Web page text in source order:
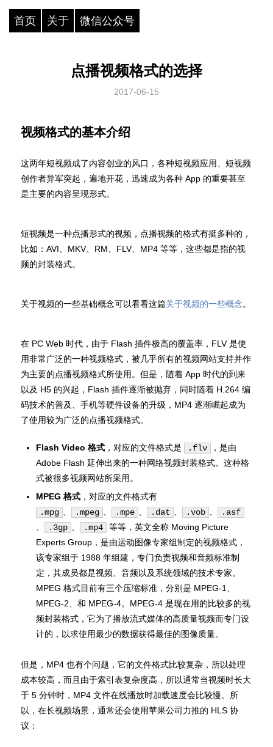
首页 关于 微信公众号
点播视频格式的选择
2017-06-15
视频格式的基本介绍
这两年短视频成了内容创业的风口，各种短视频应用、短视频
创作者异军突起，遍地开花，迅速成为各种 App 的重要甚至
是主要的内容呈现形式。
短视频是一种点播形式的视频，点播视频的格式有挺多种的，
比如：AVI、MKV、RM、FLV、MP4 等等，这些都是指的视
频的封装格式。
关于视频的一些基础概念可以看看这篇关于视频的一些概念。
在 PC Web 时代，由于 Flash 插件极高的覆盖率，FLV 是使
用非常广泛的一种视频格式，被几乎所有的视频网站支持并作
为主要的点播视频格式所使用。但是，随着 App 时代的到来
以及 H5 的兴起，Flash 插件逐渐被抛弃，同时随着 H.264 编
码技术的普及、手机等硬件设备的升级，MP4 逐渐崛起成为
了使用较为广泛的点播视频格式。
Flash Video 格式，对应的文件格式是 .flv
，是由
Adobe Flash 延伸出来的一种网络视频封装格式。这种格
式被很多视频网站所采用。
MPEG 格式，对应的文件格式有
.mpg
.mpeg .mpe .dat .vob
.asf
.3gp .mp4
等等，英文全称 Moving Picture
Experts Group，是由运动图像专家组制定的视频格式，
该专家组于 1988 年组建，专门负责视频和音频标准制
定，其成员都是视频、音频以及系统领域的技术专家。
MPEG 格式目前有三个压缩标准，分别是 MPEG-1、
MPEG-2、和 MPEG-4。MPEG-4 是现在用的比较多的视
频封装格式，它为了播放流式媒体的高质量视频而专门设
计的，以求使用最少的数据获得最佳的图像质量。
但是，MP4 也有个问题，它的文件格式比较复杂，所以处理
成本较高，而且由于索引表复杂度高，所以通常当视频时长大
于 5 分钟时，MP4 文件在线播放时加载速度会比较慢。所
以，在长视频场景，通常还会使用苹果公司力推的 HLS 协
议：